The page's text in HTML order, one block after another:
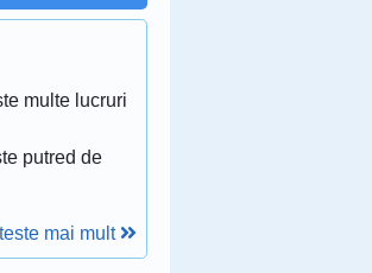
multe lucruri
putred de
mai mult